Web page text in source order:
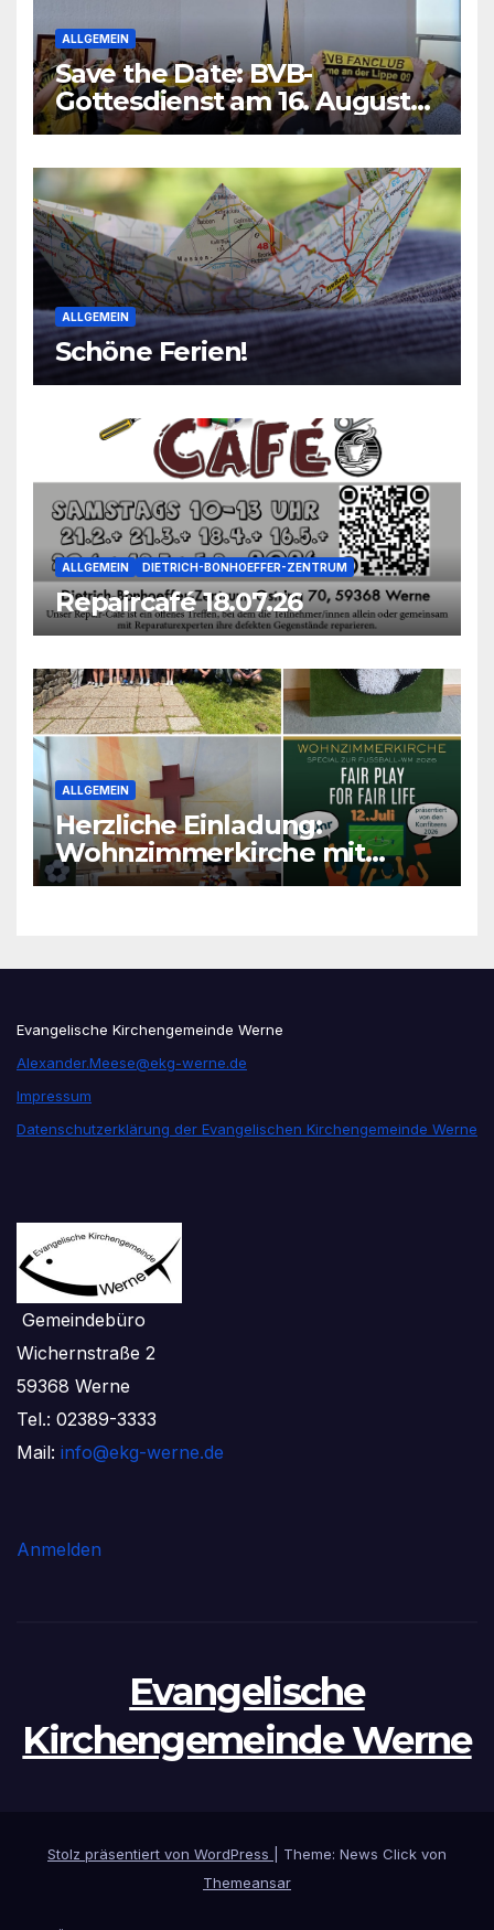
ALLGEMEIN
Save the Date: BVB-
Gottesdienst am 16. August
2026
ALLGEMEIN
Schöne Ferien!
ALLGEMEIN DIETRICH-BONHOEFFER-ZENTRUM
Repaircafé 18.07.26
ALLGEMEIN
Herzliche Einladung:
Wohnzimmerkirche mit
unseren Konfis
Evangelische Kirchengemeinde Werne
Alexander.Meese@ekg-werne.de
Impressum
Datenschutzerklärung der Evangelischen Kirchengemeinde Werne
Gemeindebüro
Wichernstraße 2
59368 Werne
Tel.: 02389-3333
Mail: info@ekg-werne.de
Anmelden
Evangelische
Kirchengemeinde Werne
Stolz präsentiert von WordPress
Theme: News Click von
Themeansar